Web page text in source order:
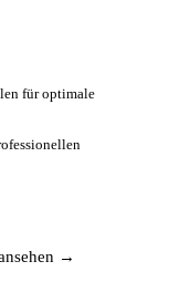
für optimale
→